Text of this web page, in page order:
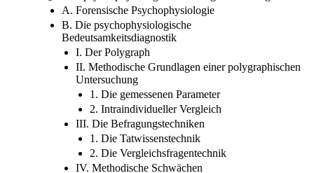
§ 9 Die psychophysiologische Aussagebeurteilung
A. Forensische Psychophysiologie
B. Die psychophysiologische
Bedeutsamkeitsdiagnostik
I. Der Polygraph
II. Methodische Grundlagen einer polygraphischen
Untersuchung
1. Die gemessenen Parameter
2. Intraindividueller Vergleich
III. Die Befragungstechniken
1. Die Tatwissenstechnik
2. Die Vergleichsfragentechnik